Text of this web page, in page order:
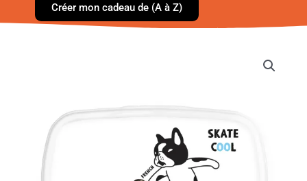
Créer mon cadeau de (A à Z)
goûter
Cool
Skate